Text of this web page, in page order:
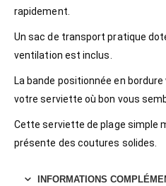
rapidement.
Un sac de transport pratique
ventilation est inclus.
La bande positionnée en
votre serviette où bon vous
Cette serviette de plage simple
présente des coutures solides.
INFORMATIONS